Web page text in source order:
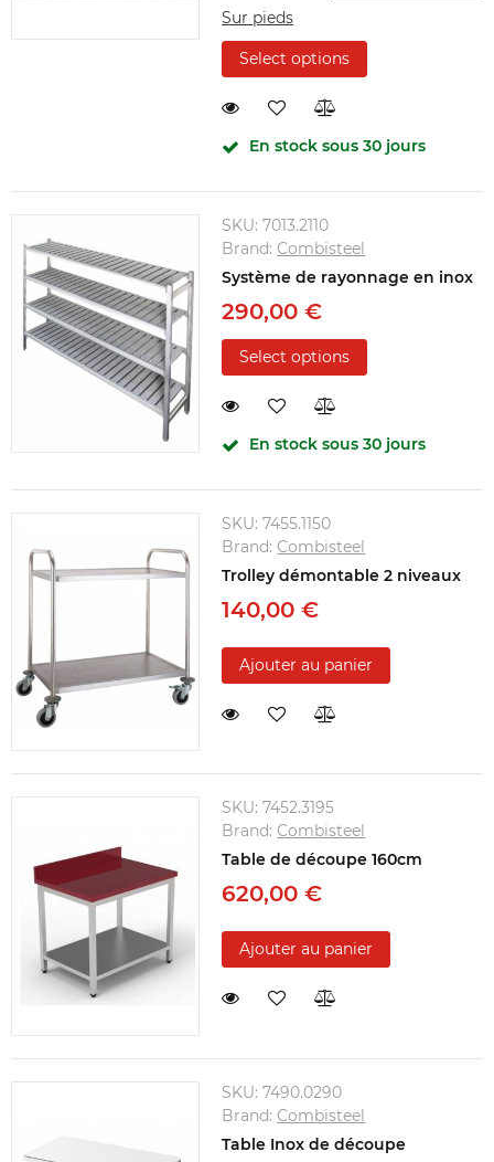
Sur pieds
Select options
En stock sous 30 jours
SKU:7013.2110
Brand:Combisteel
Système de rayonnage en inox
290,00 €
Select options
En stock sous 30 jours
SKU:7455.1150
Brand:Combisteel
Trolley démontable 2 niveaux
140,00 €
Ajouter au panier
SKU:7452.3195
Brand:Combisteel
Table de découpe 160cm
620,00 €
Ajouter au panier
SKU:7490.0290
Brand:Combisteel
Table Inox de découpe